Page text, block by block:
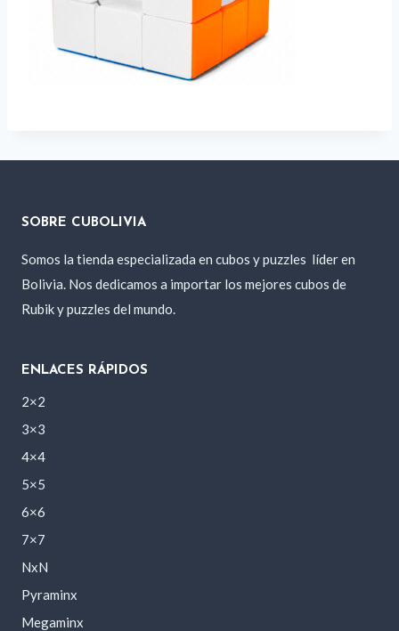
SOBRE CUBOLIVIA
Somos la tienda especializada en cubos y puzzles líder en
Bolivia. Nos dedicamos a importar los mejores cubos de
Rubik y puzzles del mundo.
ENLACES RÁPIDOS
2×2
3×3
4×4
5×5
6×6
7×7
NxN
Pyraminx
Megaminx